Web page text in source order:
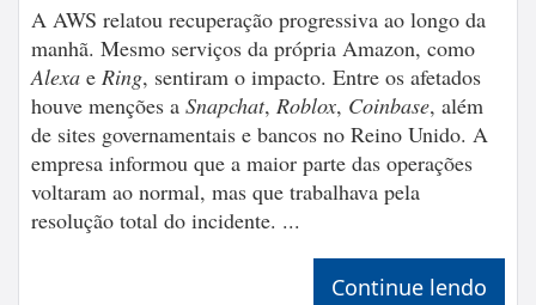
A AWS relatou recuperação progressiva ao longo da
manhã. Mesmo serviços da própria Amazon, como
Alexa e Ring, sentiram o impacto. Entre os afetados
houve menções a Snapchat, Roblox, Coinbase, além
de sites governamentais e bancos no Reino Unido. A
empresa informou que a maior parte das operações
voltaram ao normal, mas que trabalhava pela
resolução total do incidente. ...
Continue lendo